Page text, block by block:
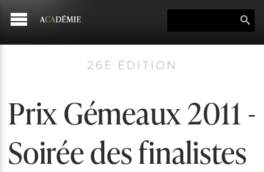
26E ÉDITION
Prix Gémeaux 2011 -
Soirée des finalistes